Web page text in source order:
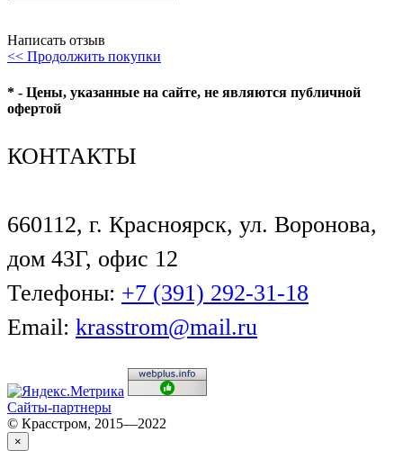
Написать отзыв
<< Продолжить покупки
* - Цены, указанные на сайте, не являются публичной
офертой
КОНТАКТЫ
660112, г. Красноярск, ул. Воронова,
дом 43Г, офис 12
Телефоны: +7 (391) 292-31-18
Email: krasstrom@mail.ru
Сайты-партнеры
© Красстром, 2015—2022
×